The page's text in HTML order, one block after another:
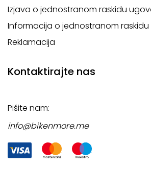
Izjava o jednostranom raskidu
Informacija o jednostranom raskidu
Reklamacija
Kontaktirajte nas
Pišite nam:
info@bikenmore.me